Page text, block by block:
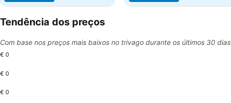
Tendência dos preços
Com base nos preços mais baixos no trivago durante os últimos 30 dias
€ 0
€ 0
€ 0